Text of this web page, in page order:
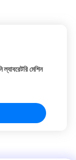
ল্যাবরেটরি মেশিন